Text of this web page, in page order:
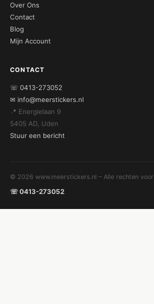
Over Ons
Contact
Blog
Mijn Account
CONTACT
☏ 0413-273052
✉ info@meerstickers.nl
📍 Energielaan 9
5405 AD, Uden
Stuur een bericht
© 2026 www.meerstickers.nl – Alle rechten
☏ 0413-273052